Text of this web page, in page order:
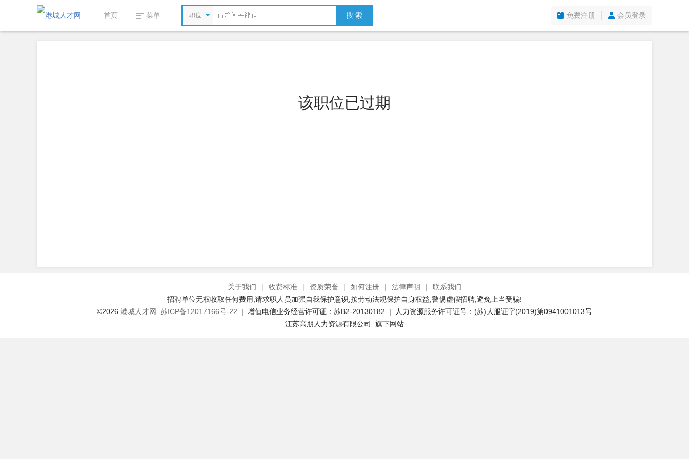
首页 菜单 职位 搜 索 免费注册 会员登录
该职位已过期
关于我们 | 收费标准 | 资质荣誉 | 如何注册 | 法律声明 |
联系我们
招聘单位无权收取任何费用,请求职人员加强自我保护意识,按劳动法规保护自身权益,警惕虚假招聘,避免上当受骗!
©2026 港城人才网 苏ICP备12017166号-22 | 增值电信业务经营许可证：苏B2-20130182 | 人力资源服务许可证号：(苏)人服证字(2019)第0941001013号
江苏高朋人力资源有限公司 旗下网站